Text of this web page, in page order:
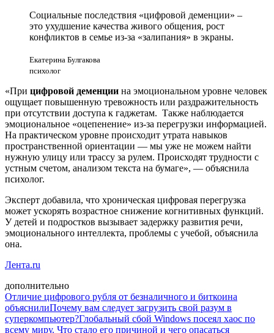
Социальные последствия «цифровой деменции» –
это ухудшение качества живого общения, рост
конфликтов в семье из-за «залипания» в экраны.
Екатерина Булгакова
психолог
«При цифровой деменции на эмоциональном уровне человек
ощущает повышенную тревожность или раздражительность
при отсутствии доступа к гаджетам. Также наблюдается
эмоциональное «оцепенение» из-за перегрузки информацией.
На практическом уровне происходит утрата навыков
пространственной ориентации — мы уже не можем найти
нужную улицу или трассу за рулем. Происходят трудности с
устным счетом, анализом текста на бумаге», — объяснила
психолог.
Эксперт добавила, что хроническая цифровая перегрузка
может ускорять возрастное снижение когнитивных функций.
У детей и подростков вызывает задержку развития речи,
эмоционального интеллекта, проблемы с учебой, объяснила
она.
Лента.ru
дополнительно
Отличие цифрового рубля от безналичного и биткоина
объяснилиПочему вам следует загрузить свой разум в
суперкомпьютер?Глобальный сбой Windows посеял хаос по
всему миру. Что стало его причиной и чего опасаться